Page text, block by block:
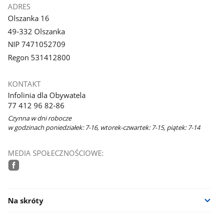
ADRES
Olszanka 16
49-332 Olszanka
NIP 7471052709
Regon 531412800
KONTAKT
Infolinia dla Obywatela
77 412 96 82-86
Czynna w dni robocze
w godzinach poniedziałek: 7-16, wtorek-czwartek: 7-15, piątek: 7-14
MEDIA SPOŁECZNOŚCIOWE:
Na skróty